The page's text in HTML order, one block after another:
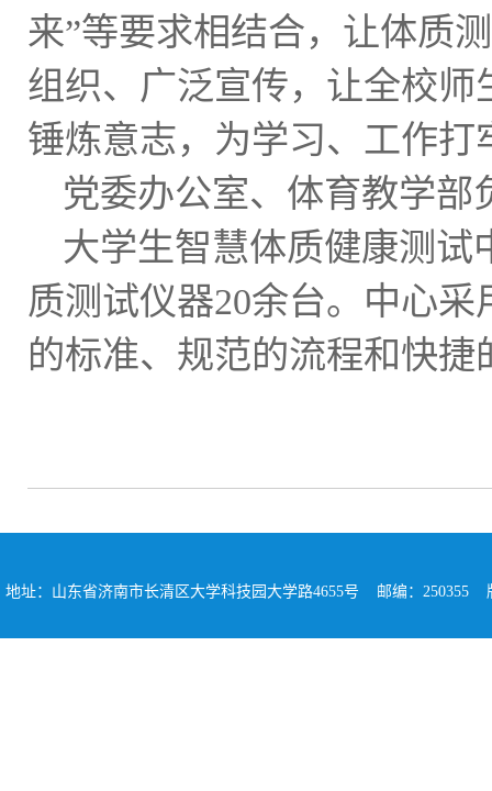
来”等要求相结合，让体质
组织、广泛宣传，让全校
锤炼意志，为学习、工作打
党委办公室、体育教学部
大学生智慧体质健康测试
质测试仪器20余台。中心
的标准、规范的流程和快捷
地址：山东省济南市长清区大学科技园大学路4655号 邮编：250355